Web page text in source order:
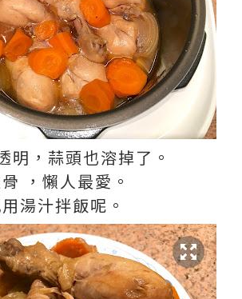
明，蒜頭也溶掉了。
，懶人最愛。
湯汁拌飯呢。